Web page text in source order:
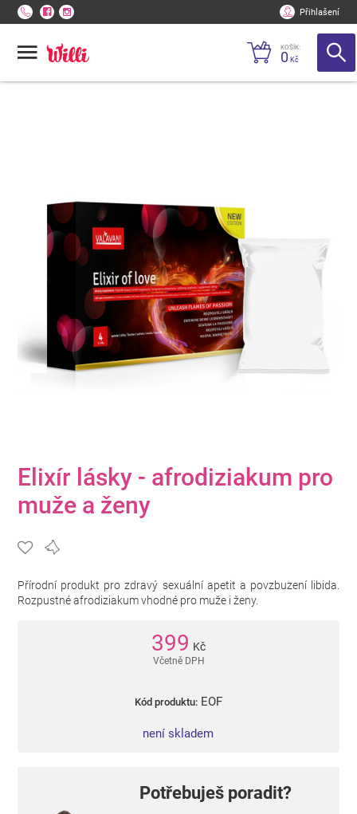
Přihlašení
KOŠÍK:
0 Kč
Elixír lásky - afrodiziakum pro
muže a ženy
Přírodní produkt pro zdravý sexuální apetit a povzbuzení libida.
Rozpustné afrodiziakum vhodné pro muže i ženy.
399 Kč
Včetně DPH
Kód produktu: EOF
není skladem
Potřebuješ poradit?